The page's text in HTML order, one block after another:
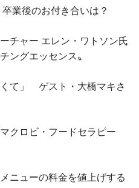
業後のお付き合いは？
チャー エレン・ワトソン氏
ングエッセンス〟
て」 ゲスト・大橋マキさ
クロビ・フードセラピー
ニューの料金を値上げする